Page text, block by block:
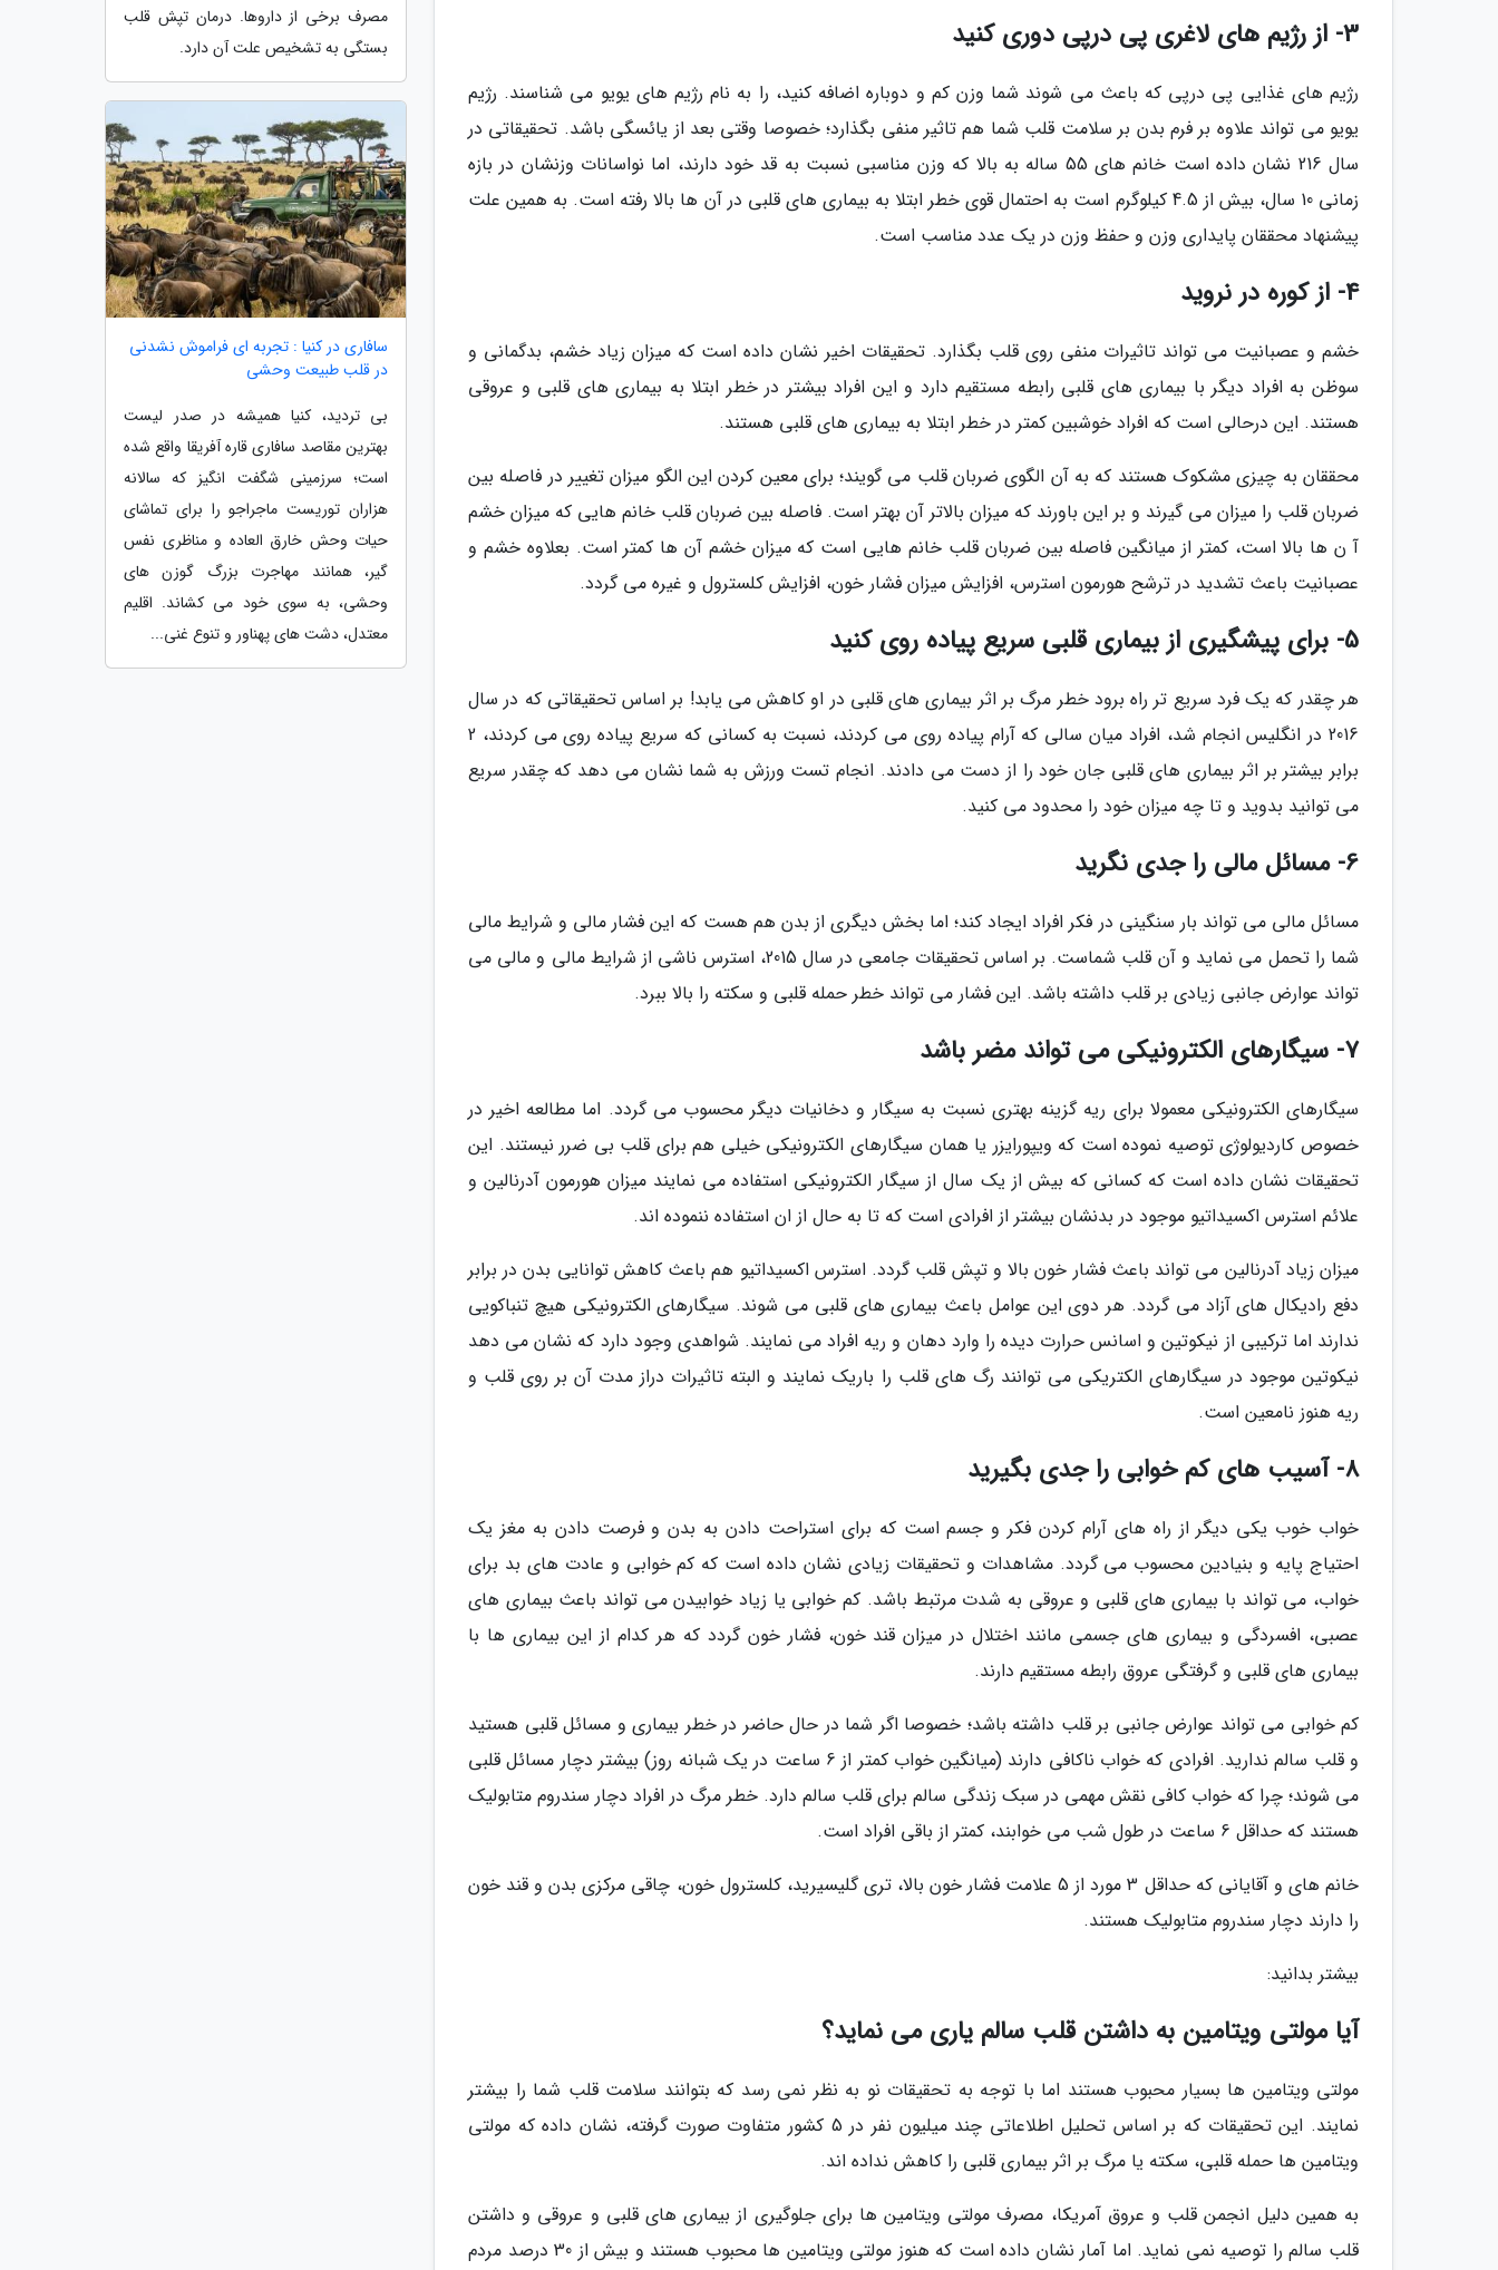
3- از رژیم های لاغری پی درپی دوری کنید
رژیم های غذایی پی درپی که باعث می شوند شما وزن کم و دوباره اضافه کنید، را به نام رژیم های یویو می شناسند. رژیم
یویو می تواند علاوه بر فرم بدن بر سلامت قلب شما هم تاثیر منفی بگذارد؛ خصوصا وقتی بعد از یائسگی باشد. تحقیقاتی در
سال 216 نشان داده است خانم های 55 ساله به بالا که وزن مناسبی نسبت به قد خود دارند، اما نواسانات وزنشان در بازه
زمانی 10 سال، بیش از 4.5 کیلوگرم است به احتمال قوی خطر ابتلا به بیماری های قلبی در آن ها بالا رفته است. به همین علت
پیشنهاد محققان پایداری وزن و حفظ وزن در یک عدد مناسب است.
4- از کوره در نروید
خشم و عصبانیت می تواند تاثیرات منفی روی قلب بگذارد. تحقیقات اخیر نشان داده است که میزان زیاد خشم، بدگمانی و
سوظن به افراد دیگر با بیماری های قلبی رابطه مستقیم دارد و این افراد بیشتر در خطر ابتلا به بیماری های قلبی و عروقی
هستند. این درحالی است که افراد خوشبین کمتر در خطر ابتلا به بیماری های قلبی هستند.
محققان به چیزی مشکوک هستند که به آن الگوی ضربان قلب می گویند؛ برای معین کردن این الگو میزان تغییر در فاصله بین
ضربان قلب را میزان می گیرند و بر این باورند که میزان بالاتر آن بهتر است. فاصله بین ضربان قلب خانم هایی که میزان خشم
آ ن ها بالا است، کمتر از میانگین فاصله بین ضربان قلب خانم هایی است که میزان خشم آن ها کمتر است. بعلاوه خشم و
عصبانیت باعث تشدید در ترشح هورمون استرس، افزایش میزان فشار خون، افزایش کلسترول و غیره می گردد.
5- برای پیشگیری از بیماری قلبی سریع پیاده روی کنید
هر چقدر که یک فرد سریع تر راه برود خطر مرگ بر اثر بیماری های قلبی در او کاهش می یابد! بر اساس تحقیقاتی که در سال
2016 در انگلیس انجام شد، افراد میان سالی که آرام پیاده روی می کردند، نسبت به کسانی که سریع پیاده روی می کردند، 2
برابر بیشتر بر اثر بیماری های قلبی جان خود را از دست می دادند. انجام تست ورزش به شما نشان می دهد که چقدر سریع
می توانید بدوید و تا چه میزان خود را محدود می کنید.
6- مسائل مالی را جدی نگرید
مسائل مالی می تواند بار سنگینی در فکر افراد ایجاد کند؛ اما بخش دیگری از بدن هم هست که این فشار مالی و شرایط مالی
شما را تحمل می نماید و آن قلب شماست. بر اساس تحقیقات جامعی در سال 2015، استرس ناشی از شرایط مالی و مالی می
تواند عوارض جانبی زیادی بر قلب داشته باشد. این فشار می تواند خطر حمله قلبی و سکته را بالا ببرد.
7- سیگارهای الکترونیکی می تواند مضر باشد
سیگارهای الکترونیکی معمولا برای ریه گزینه بهتری نسبت به سیگار و دخانیات دیگر محسوب می گردد. اما مطالعه اخیر در
خصوص کاردیولوژی توصیه نموده است که ویپورایزر یا همان سیگارهای الکترونیکی خیلی هم برای قلب بی ضرر نیستند. این
تحقیقات نشان داده است که کسانی که بیش از یک سال از سیگار الکترونیکی استفاده می نمایند میزان هورمون آدرنالین و
علائم استرس اکسیداتیو موجود در بدنشان بیشتر از افرادی است که تا به حال از ان استفاده ننموده اند.
میزان زیاد آدرنالین می تواند باعث فشار خون بالا و تپش قلب گردد. استرس اکسیداتیو هم باعث کاهش توانایی بدن در برابر
دفع رادیکال های آزاد می گردد. هر دوی این عوامل باعث بیماری های قلبی می شوند. سیگارهای الکترونیکی هیچ تنباکویی
ندارند اما ترکیبی از نیکوتین و اسانس حرارت دیده را وارد دهان و ریه افراد می نمایند. شواهدی وجود دارد که نشان می دهد
نیکوتین موجود در سیگارهای الکتریکی می توانند رگ های قلب را باریک نمایند و البته تاثیرات دراز مدت آن بر روی قلب و
ریه هنوز نامعین است.
8- آسیب های کم خوابی را جدی بگیرید
خواب خوب یکی دیگر از راه های آرام کردن فکر و جسم است که برای استراحت دادن به بدن و فرصت دادن به مغز یک
احتیاج پایه و بنیادین محسوب می گردد. مشاهدات و تحقیقات زیادی نشان داده است که کم خوابی و عادت های بد برای
خواب، می تواند با بیماری های قلبی و عروقی به شدت مرتبط باشد. کم خوابی یا زیاد خوابیدن می تواند باعث بیماری های
عصبی، افسردگی و بیماری های جسمی مانند اختلال در میزان قند خون، فشار خون گردد که هر کدام از این بیماری ها با
بیماری های قلبی و گرفتگی عروق رابطه مستقیم دارند.
کم خوابی می تواند عوارض جانبی بر قلب داشته باشد؛ خصوصا اگر شما در حال حاضر در خطر بیماری و مسائل قلبی هستید
و قلب سالم ندارید. افرادی که خواب ناکافی دارند (میانگین خواب کمتر از 6 ساعت در یک شبانه روز) بیشتر دچار مسائل قلبی
می شوند؛ چرا که خواب کافی نقش مهمی در سبک زندگی سالم برای قلب سالم دارد. خطر مرگ در افراد دچار سندروم متابولیک
هستند که حداقل 6 ساعت در طول شب می خوابند، کمتر از باقی افراد است.
خانم های و آقایانی که حداقل 3 مورد از 5 علامت فشار خون بالا، تری گلیسیرید، کلسترول خون، چاقی مرکزی بدن و قند خون
را دارند دچار سندروم متابولیک هستند.
بیشتر بدانید:
آیا مولتی ویتامین به داشتن قلب سالم یاری می نماید؟
مولتی ویتامین ها بسیار محبوب هستند اما با توجه به تحقیقات نو به نظر نمی رسد که بتوانند سلامت قلب شما را بیشتر
نمایند. این تحقیقات که بر اساس تحلیل اطلاعاتی چند میلیون نفر در 5 کشور متفاوت صورت گرفته، نشان داده که مولتی
ویتامین ها حمله قلبی، سکته یا مرگ بر اثر بیماری قلبی را کاهش نداده اند.
به همین دلیل انجمن قلب و عروق آمریکا، مصرف مولتی ویتامین ها برای جلوگیری از بیماری های قلبی و عروقی و داشتن
قلب سالم را توصیه نمی نماید. اما آمار نشان داده است که هنوز مولتی ویتامین ها محبوب هستند و بیش از 30 درصد مردم
مصرف برخی از داروها. درمان تپش قلب
بستگی به تشخیص علت آن دارد.
سافاری در کنیا : تجربه ای فراموش نشدنی
در قلب طبیعت وحشی
بی تردید، کنیا همیشه در صدر لیست
بهترین مقاصد سافاری قاره آفریقا واقع شده
است؛ سرزمینی شگفت انگیز که سالانه
هزاران توریست ماجراجو را برای تماشای
حیات وحش خارق العاده و مناظری نفس
گیر، همانند مهاجرت بزرگ گوزن های
وحشی، به سوی خود می کشاند. اقلیم
معتدل، دشت های پهناور و تنوع غنی...